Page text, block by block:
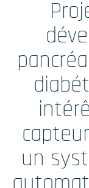
Études
Accès
Biotech /
un